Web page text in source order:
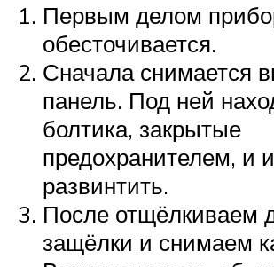
Первым делом
обесточивается.
Сначала снимается
панель. Под ней
болтика, закрытые
предохранителем, и
развинтить.
После отщёлкиваем
защёлки и снимаем